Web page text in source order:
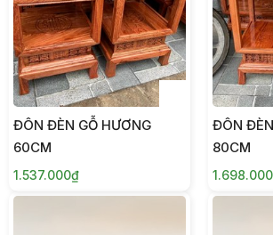
ĐÔN ĐÈN GỖ HƯƠNG
60CM
1.537.000₫
ĐÔN
80CM